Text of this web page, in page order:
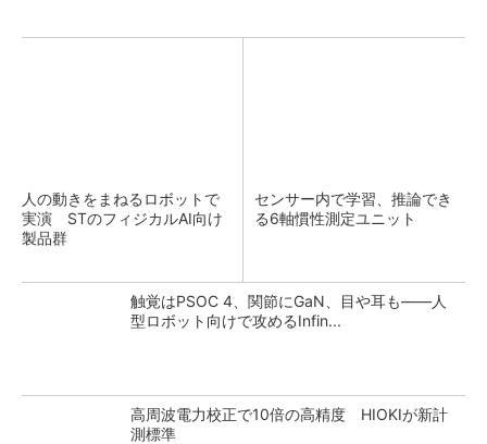
人の動きをまねるロボットで
実演 STのフィジカルAI向け
製品群
センサー内で学習、推論でき
る6軸慣性測定ユニット
触覚はPSOC 4、関節にGaN、目や耳も――人
型ロボット向けで攻めるInfin...
高周波電力校正で10倍の高精度 HIOKIが新計
測標準